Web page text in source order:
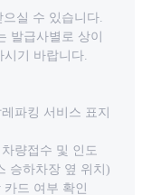
실 수 있습니다.
발급사별로 상이
시기 바랍니다.
파킹 서비스 표지
량접수 및 인도
승하차장 옆 위치)
드 여부 확인